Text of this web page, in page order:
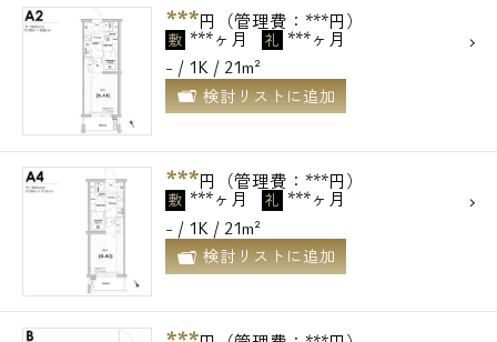
***円（管理費：***円）
敷 ***ヶ月 礼 ***ヶ月
- / 1K / 21m²
検討リストに追加
***円（管理費：***円）
敷 ***ヶ月 礼 ***ヶ月
- / 1K / 21m²
検討リストに追加